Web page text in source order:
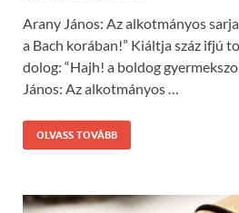
Arany János: Az alkotmányos
a Bach korában!” Kiáltja száz ifjú
dolog: “Hajh! a boldog
János: Az alkotmányos …
OLVASS TOVÁBB